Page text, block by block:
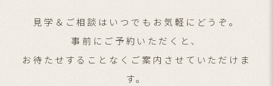
見学＆ご相談はいつでもお気軽にどうぞ。
事前にご予約いただくと、
お待たせすることなくご案内させていただけま
す。